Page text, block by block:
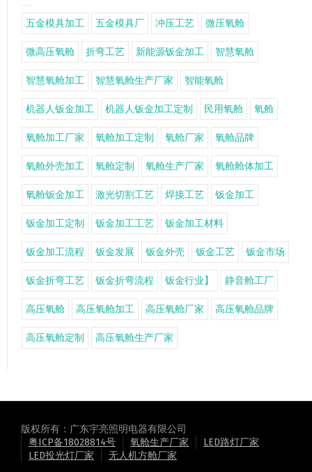
五金模具加工 五金模具厂 冲压工艺 微压氧舱
微高压氧舱 折弯工艺 新能源钣金加工 智慧氧舱
智慧氧舱加工 智慧氧舱生产厂家 智能氧舱
机器人钣金加工 机器人钣金加工定制 民用氧舱 氧舱
氧舱加工厂家 氧舱加工定制 氧舱厂家 氧舱品牌
氧舱外壳加工 氧舱定制 氧舱生产厂家 氧舱舱体加工
氧舱钣金加工 激光切割工艺 焊接工艺 钣金加工
钣金加工定制 钣金加工工艺 钣金加工材料
钣金加工流程 钣金发展 钣金外壳 钣金工艺 钣金市场
钣金折弯工艺 钣金折弯流程 钣金行业】 静音舱工厂
高压氧舱 高压氧舱加工 高压氧舱厂家 高压氧舱品牌
高压氧舱定制 高压氧舱生产厂家
版权所有：广东宇亮照明电器有限公司
粤ICP备18028814号
氧舱生产厂家
LED路灯厂家
LED投光灯厂家
无人机方舱厂家